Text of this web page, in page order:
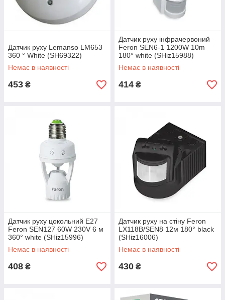
Датчик руху Lemanso LM653
360 ° White (SH69322)
Немає в наявності
453 ₴
Датчик руху інфрачервоний
Feron SEN6-1 1200W 10m
180° white (SHiz15988)
Немає в наявності
414 ₴
Датчик руху цокольний Е27
Feron SEN127 60W 230V 6 м
360° white (SHiz15996)
Немає в наявності
408 ₴
Датчик руху на стіну Feron
LX118B/SEN8 12м 180° black
(SHiz16006)
Немає в наявності
430 ₴